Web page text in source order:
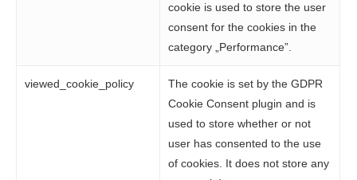
cookie is used to store the user
consent for the cookies in the
category „Performance”.
viewed_cookie_policy
The cookie is set by the GDPR
Cookie Consent plugin and is
used to store whether or not
user has consented to the use
of cookies. It does not store any